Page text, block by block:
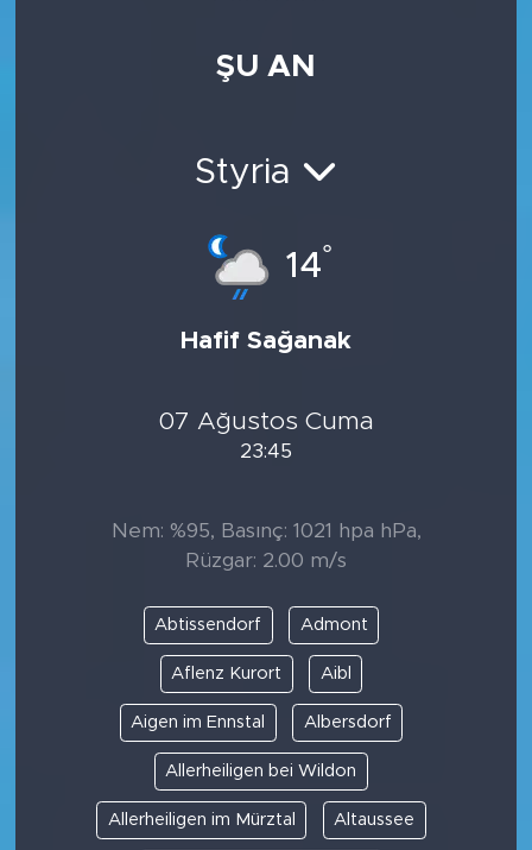
ŞU AN
Styria
14°
Hafif Sağanak
07 Ağustos Cuma
23:45
Nem: %95, Basınç: 1021 hpa hPa,
Rüzgar: 2.00 m/s
Abtissendorf Admont
Aflenz Kurort Aibl
Aigen im Ennstal Albersdorf
Allerheiligen bei Wildon
Allerheiligen im Mürztal Altaussee